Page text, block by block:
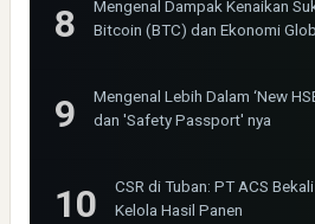
Mengenal Dampak Kenaikan
Bitcoin (BTC) dan Ekonomi
Mengenal Lebih Dalam ‘New
dan 'Safety Passport' nya
CSR di Tuban: PT ACS
Kelola Hasil Panen